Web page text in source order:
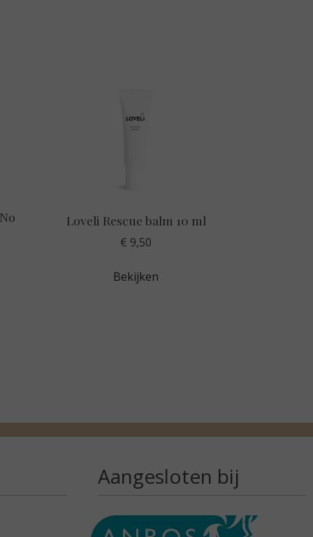
Loveli Rescue balm 10 ml
€ 9,50
Bekijken
Aangesloten bij